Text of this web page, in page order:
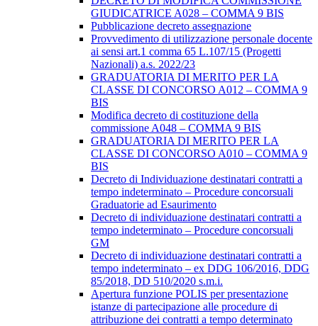
GIUDICATRICE A028 – COMMA 9 BIS
Pubblicazione decreto assegnazione
Provvedimento di utilizzazione personale docente
ai sensi art.1 comma 65 L.107/15 (Progetti
Nazionali) a.s. 2022/23
GRADUATORIA DI MERITO PER LA
CLASSE DI CONCORSO A012 – COMMA 9
BIS
Modifica decreto di costituzione della
commissione A048 – COMMA 9 BIS
GRADUATORIA DI MERITO PER LA
CLASSE DI CONCORSO A010 – COMMA 9
BIS
Decreto di Individuazione destinatari contratti a
tempo indeterminato – Procedure concorsuali
Graduatorie ad Esaurimento
Decreto di individuazione destinatari contratti a
tempo indeterminato – Procedure concorsuali
GM
Decreto di individuazione destinatari contratti a
tempo indeterminato – ex DDG 106/2016, DDG
85/2018, DD 510/2020 s.m.i.
Apertura funzione POLIS per presentazione
istanze di partecipazione alle procedure di
attribuzione dei contratti a tempo determinato